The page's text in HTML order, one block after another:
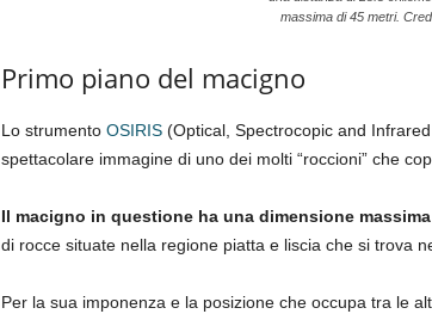
massima di 45 metri.
Primo piano del macigno
Lo strumento OSIRIS (Optical, Spectrocopic and
spettacolare immagine di uno dei molti “roccioni” che
Il macigno in questione ha una dimensione
di rocce situate nella regione piatta e liscia che si trova
Per la sua imponenza e la posizione che occupa tra le